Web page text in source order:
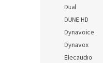
Dual
DUNE HD
Dynavoice
Dynavox
Elecaudio